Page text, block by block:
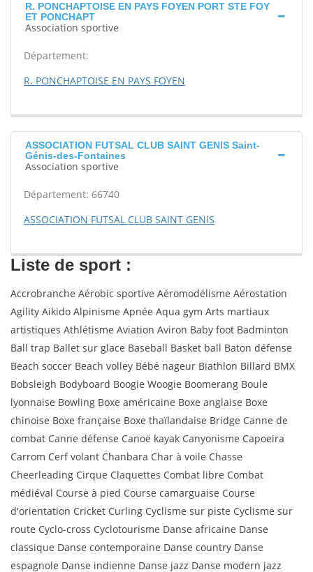
R. PONCHAPTOISE EN PAYS FOYEN PORT STE FOY
ET PONCHAPT
Association sportive
Département:
R. PONCHAPTOISE EN PAYS FOYEN
ASSOCIATION FUTSAL CLUB SAINT GENIS Saint-
Génis-des-Fontaines
Association sportive
Département: 66740
ASSOCIATION FUTSAL CLUB SAINT GENIS
Liste de sport :
Accrobranche Aérobic sportive Aéromodélisme Aérostation
Agility Aikido Alpinisme Apnée Aqua gym Arts martiaux
artistiques Athlétisme Aviation Aviron Baby foot Badminton
Ball trap Ballet sur glace Baseball Basket ball Baton défense
Beach soccer Beach volley Bébé nageur Biathlon Billard BMX
Bobsleigh Bodyboard Boogie Woogie Boomerang Boule
lyonnaise Bowling Boxe américaine Boxe anglaise Boxe
chinoise Boxe française Boxe thaïlandaise Bridge Canne de
combat Canne défense Canoë kayak Canyonisme Capoeira
Carrom Cerf volant Chanbara Char à voile Chasse
Cheerleading Cirque Claquettes Combat libre Combat
médiéval Course à pied Course camarguaise Course
d'orientation Cricket Curling Cyclisme sur piste Cyclisme sur
route Cyclo-cross Cyclotourisme Danse africaine Danse
classique Danse contemporaine Danse country Danse
espagnole Danse indienne Danse jazz Danse modern jazz